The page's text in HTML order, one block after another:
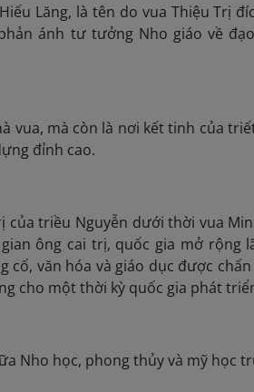
Lăng, là tên do vua Thiệu Trị
ánh tư tưởng Nho giáo về
vua, mà còn là nơi kết tinh của
đỉnh cao.
triều Nguyễn dưới thời vua
ông cai trị, quốc gia mở rộng
văn hóa và giáo dục được
cho một thời kỳ quốc gia phát
Nho học, phong thủy và mỹ học